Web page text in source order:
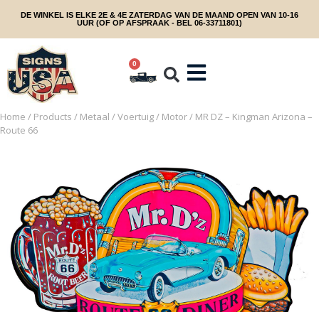
DE WINKEL IS ELKE 2E & 4E ZATERDAG VAN DE MAAND OPEN VAN 10-16
UUR (OF OP AFSPRAAK - BEL 06-33711801)
0
Home / Products / Metaal /Voertuig/ Motor/ MR DZ – Kingman Arizona –
Route 66